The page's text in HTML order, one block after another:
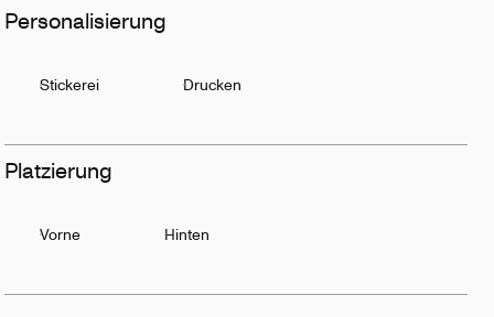
Personalisierung
Stickerei Drucken
Platzierung
Vorne Hinten